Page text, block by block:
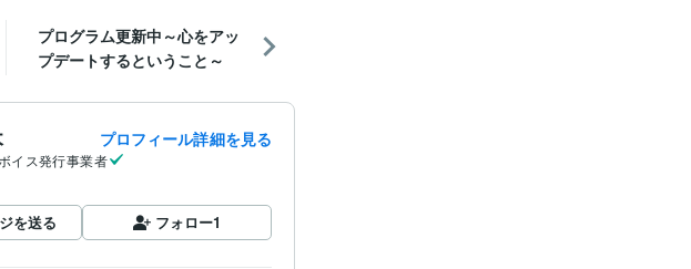
プログラム更新中～心をアッ
プデートするということ～
プロフィール詳細を見る
イス発行事業者
を送る フォロー1